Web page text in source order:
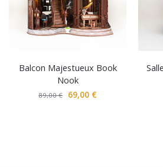
Balcon Majestueux Book
Nook
89,00€ 69,00 €